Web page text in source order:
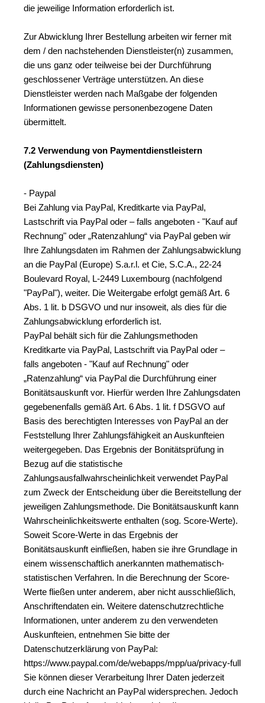
die jeweilige Information erforderlich ist.
Zur Abwicklung Ihrer Bestellung arbeiten wir ferner mit
dem / den nachstehenden Dienstleister(n) zusammen,
die uns ganz oder teilweise bei der Durchführung
geschlossener Verträge unterstützen. An diese
Dienstleister werden nach Maßgabe der folgenden
Informationen gewisse personenbezogene Daten
übermittelt.
7.2 Verwendung von Paymentdienstleistern
(Zahlungsdiensten)
- Paypal
Bei Zahlung via PayPal, Kreditkarte via PayPal,
Lastschrift via PayPal oder – falls angeboten - "Kauf auf
Rechnung" oder „Ratenzahlung“ via PayPal geben wir
Ihre Zahlungsdaten im Rahmen der Zahlungsabwicklung
an die PayPal (Europe) S.a.r.l. et Cie, S.C.A., 22-24
Boulevard Royal, L-2449 Luxembourg (nachfolgend
"PayPal"), weiter. Die Weitergabe erfolgt gemäß Art. 6
Abs. 1 lit. b DSGVO und nur insoweit, als dies für die
Zahlungsabwicklung erforderlich ist.
PayPal behält sich für die Zahlungsmethoden
Kreditkarte via PayPal, Lastschrift via PayPal oder –
falls angeboten - "Kauf auf Rechnung" oder
„Ratenzahlung“ via PayPal die Durchführung einer
Bonitätsauskunft vor. Hierfür werden Ihre Zahlungsdaten
gegebenenfalls gemäß Art. 6 Abs. 1 lit. f DSGVO auf
Basis des berechtigten Interesses von PayPal an der
Feststellung Ihrer Zahlungsfähigkeit an Auskunfteien
weitergegeben. Das Ergebnis der Bonitätsprüfung in
Bezug auf die statistische
Zahlungsausfallwahrscheinlichkeit verwendet PayPal
zum Zweck der Entscheidung über die Bereitstellung der
jeweiligen Zahlungsmethode. Die Bonitätsauskunft kann
Wahrscheinlichkeitswerte enthalten (sog. Score-Werte).
Soweit Score-Werte in das Ergebnis der
Bonitätsauskunft einfließen, haben sie ihre Grundlage in
einem wissenschaftlich anerkannten mathematisch-
statistischen Verfahren. In die Berechnung der Score-
Werte fließen unter anderem, aber nicht ausschließlich,
Anschriftendaten ein. Weitere datenschutzrechtliche
Informationen, unter anderem zu den verwendeten
Auskunfteien, entnehmen Sie bitte der
Datenschutzerklärung von PayPal:
https://www.paypal.com/de/webapps/mpp/ua/privacy-full
Sie können dieser Verarbeitung Ihrer Daten jederzeit
durch eine Nachricht an PayPal widersprechen. Jedoch